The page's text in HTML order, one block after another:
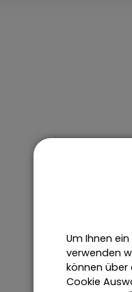
Um Ihnen
verwenden
können über
Cookie